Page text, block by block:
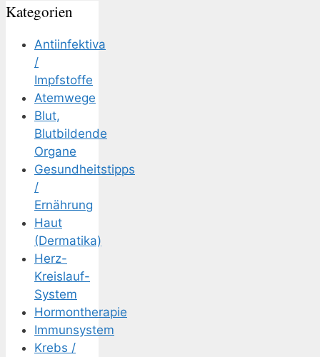
Kategorien
Antiinfektiva
/
Impfstoffe
Atemwege
Blut,
Blutbildende
Organe
Gesundheitstipps
/
Ernährung
Haut
(Dermatika)
Herz-
Kreislauf-
System
Hormontherapie
Immunsystem
Krebs /